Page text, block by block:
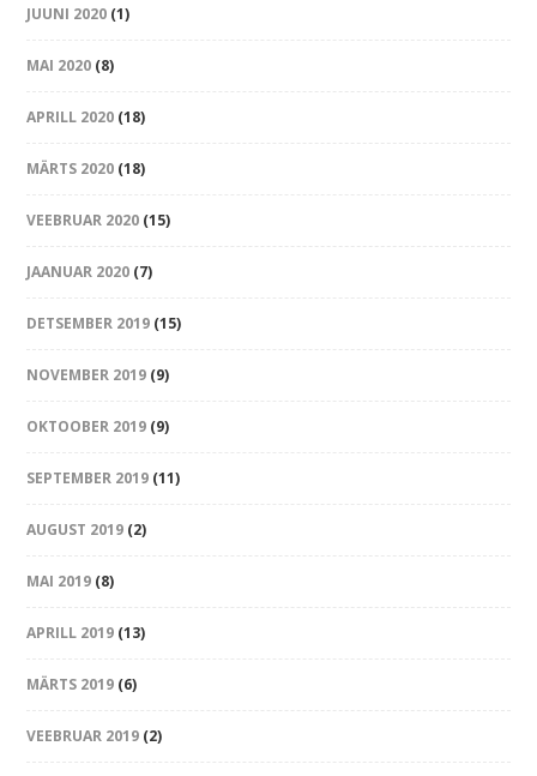
JUUNI 2020 (1)
MAI 2020 (8)
APRILL 2020 (18)
MÄRTS 2020 (18)
VEEBRUAR 2020 (15)
JAANUAR 2020 (7)
DETSEMBER 2019 (15)
NOVEMBER 2019 (9)
OKTOOBER 2019 (9)
SEPTEMBER 2019 (11)
AUGUST 2019 (2)
MAI 2019 (8)
APRILL 2019 (13)
MÄRTS 2019 (6)
VEEBRUAR 2019 (2)